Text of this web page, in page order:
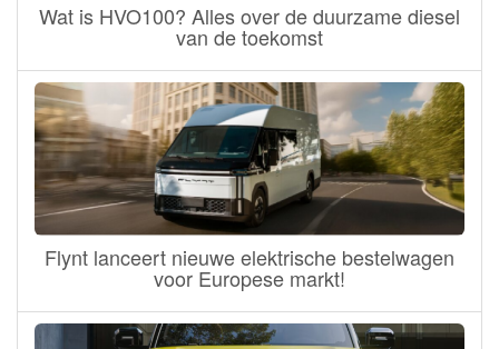
Wat is HVO100? Alles over de duurzame diesel
van de toekomst
Flynt lanceert nieuwe elektrische bestelwagen
voor Europese markt!